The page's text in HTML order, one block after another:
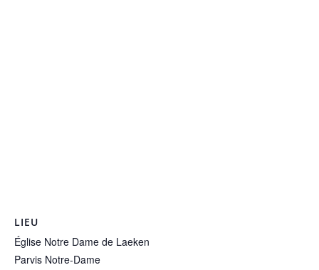
LIEU
Église Notre Dame de Laeken
Parvis Notre-Dame